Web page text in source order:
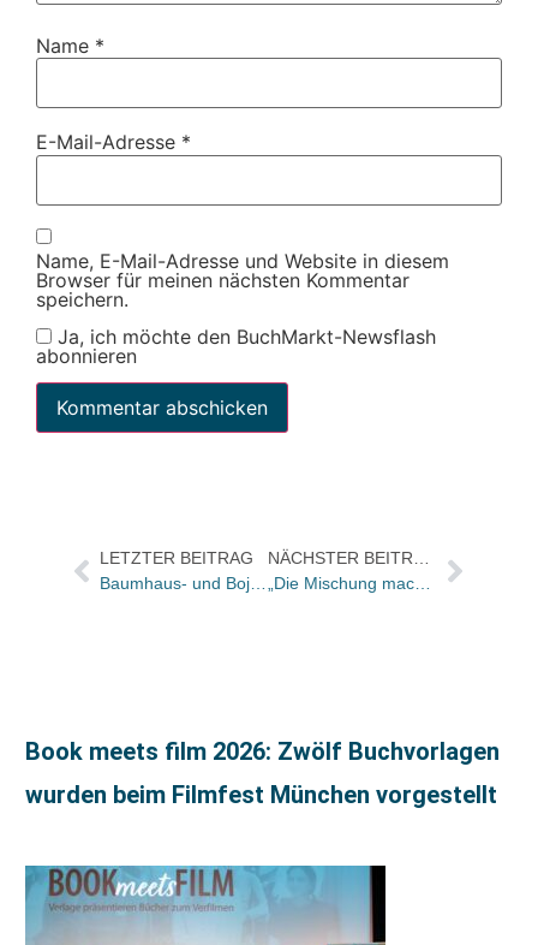
Name *
E-Mail-Adresse *
Name, E-Mail-Adresse und Website in diesem
Browser für meinen nächsten Kommentar
speichern.
Ja, ich möchte den BuchMarkt-Newsflash
abonnieren
LETZTER BEITRAG
Baumhaus- und Boje-Medienpreis 2017 an Gregor Eisenbeiß verliehen
NÄCHSTER BEITRAG
„Die Mischung macht’s!“
Book meets film 2026: Zwölf Buchvorlagen
wurden beim Filmfest München vorgestellt